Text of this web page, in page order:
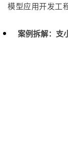
模型应用开发工
案例拆解：支